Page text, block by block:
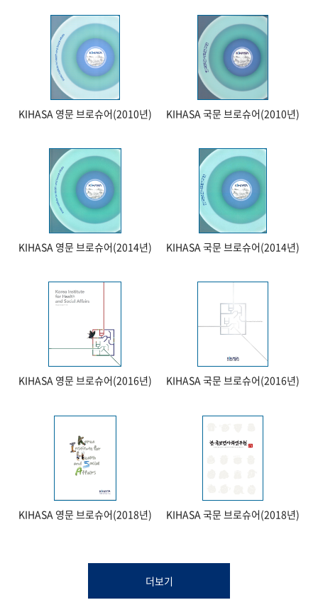
KIHASA 영문 브로슈어(2010년) KIHASA 국문 브로슈어(2010년)
KIHASA 영문 브로슈어(2014년) KIHASA 국문 브로슈어(2014년)
KIHASA 영문 브로슈어(2016년) KIHASA 국문 브로슈어(2016년)
KIHASA 영문 브로슈어(2018년) KIHASA 국문 브로슈어(2018년)
더보기